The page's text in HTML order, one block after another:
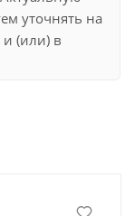
уточнять на
(или) в